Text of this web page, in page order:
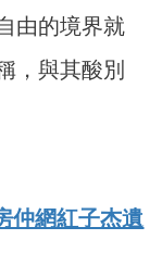
由的境界就
，與其酸別
仲網紅子杰遺